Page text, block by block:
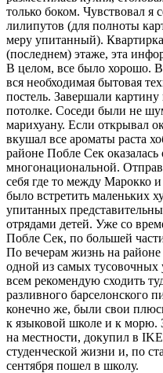
только боком. Чувствовал я
лилипутов (для полноты
меру упитанный).
(последнем) этаже, эта
В целом, все было хорошо. В
вся необходимая бытовая
постель. Завершали
потолке. Соседи были не
марихуану. Если открывал
вкушал все ароматы раста
районе Побле Сек
многонациональной.
себя где то между Марокко
было встретить маленьких
упитанных
отрядами детей. Уже со
Побле Сек, по большей
По вечерам жизнь на
одной из самых
всем рекомендую сходить
разливного барселонского
конечно же, были свои
к языковой школе и к морю.
на местности, докупил в
студенческой жизни и, по
сентября пошел в школу.